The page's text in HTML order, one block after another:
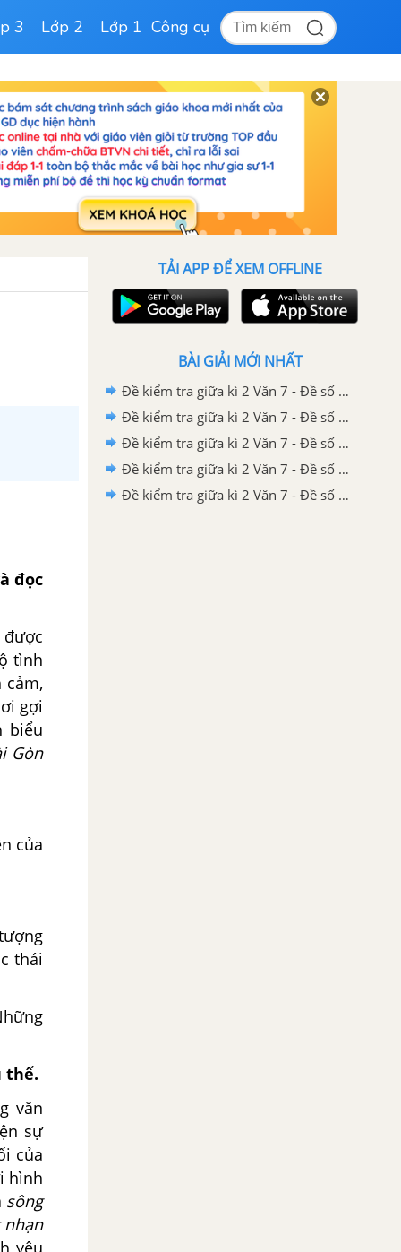
3 Lớp 2 Lớp 1 Công cụ
đọc
tình
cảm,
gợi
biểu
Gòn
của
thái
thể.
văn
sự
của
hình
sông
nhạn
yêu
TẢI APP ĐỂ XEM OFFLINE
BÀI GIẢI MỚI NHẤT
Đề kiểm tra giữa kì 2 Văn 7 - Đề số 5 có lời giải chi tiết
Đề kiểm tra giữa kì 2 Văn 7 - Đề số 4 có lời giải chi tiết
Đề kiểm tra giữa kì 2 Văn 7 - Đề số 3 có lời giải chi tiết
Đề kiểm tra giữa kì 2 Văn 7 - Đề số 2 có lời giải chi tiết
Đề kiểm tra giữa kì 2 Văn 7 - Đề số 1 có lời giải chi tiết